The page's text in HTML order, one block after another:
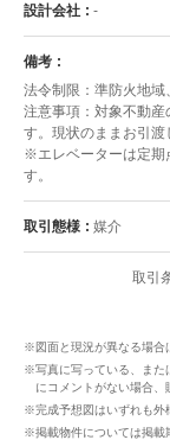
設計会社 -
備考
法令制限：準防火地
注意事項：対象不動産
す。現状のままお引渡
※エレベーターは定期
す。
取引態様 媒介
取引
※図面と現況が異なる場合
※写真に写っている、また
にコメントがない場合、
※完成予想図はいずれも外
※掲載物件については掲載